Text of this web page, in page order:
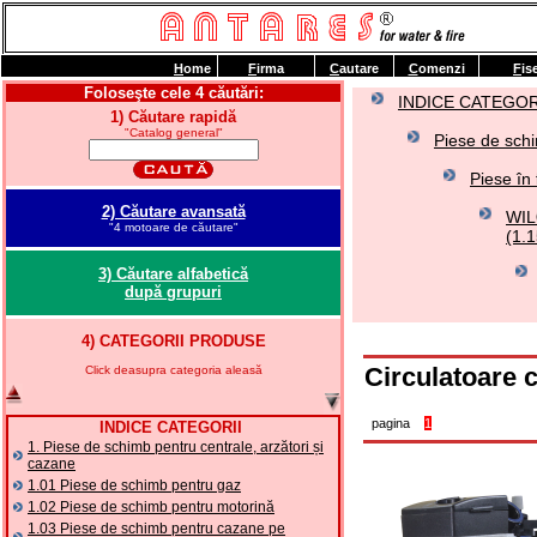
Foloseşte cele 4 căutări:
1) Căutare rapidă
"Catalog general"
2) Căutare avansată
"4 motoare de căutare"
3) Căutare alfabetică
după grupuri
4) CATEGORII PRODUSE
Click deasupra categoria aleasă
INDICE CATEGORII
1. Piese de schimb pentru centrale, arzători și
cazane
1.01 Piese de schimb pentru gaz
1.02 Piese de schimb pentru motorină
1.03 Piese de schimb pentru cazane pe
INDICE
Piese de
Piese în
Circulatoare
pagina 1
Home Firma Cautare Comenzi F